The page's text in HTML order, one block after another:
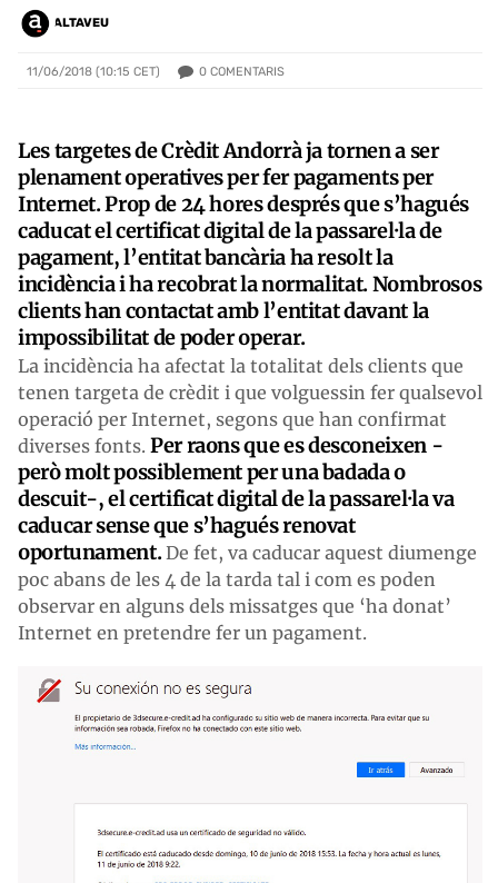
ALTAVEU
11/06/2018 (10:15 CET) 0 COMENTARIS
Les targetes de Crèdit Andorrà ja tornen a ser
plenament operatives per fer pagaments per
Internet. Prop de 24 hores després que s’hagués
caducat el certificat digital de la passarel·la de
pagament, l’entitat bancària ha resolt la
incidència i ha recobrat la normalitat. Nombrosos
clients han contactat amb l’entitat davant la
impossibilitat de poder operar.
La incidència ha afectat la totalitat dels clients que
tenen targeta de crèdit i que volguessin fer qualsevol
operació per Internet, segons que han confirmat
diverses fonts. Per raons que es desconeixen -
però molt possiblement per una badada o
descuit-, el certificat digital de la passarel·la va
caducar sense que s’hagués renovat
oportunament.De fet, va caducar aquest diumenge
poc abans de les 4 de la tarda tal i com es poden
observar en alguns dels missatges que ‘ha donat’
Internet en pretendre fer un pagament.